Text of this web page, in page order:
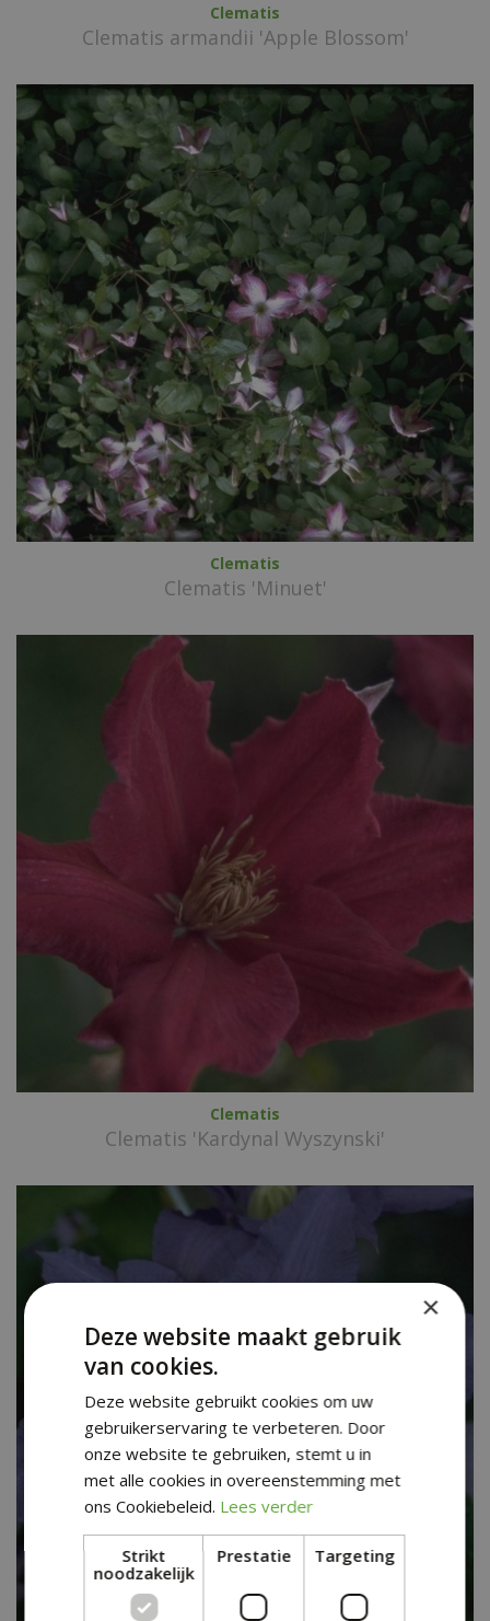
Clematis
Clematis armandii 'Apple Blossom'
Clematis
Clematis 'Minuet'
Clematis
Clematis 'Kardynal Wyszynski'
×
Deze website maakt gebruik
van cookies.
Deze website gebruikt cookies om uw
gebruikerservaring te verbeteren. Door
onze website te gebruiken, stemt u in
met alle cookies in overeenstemming met
ons Cookiebeleid. Lees verder
Strikt
noodzakelijk
Prestatie Targeting